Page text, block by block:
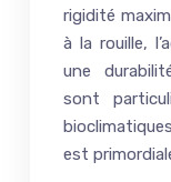
rigidité
à la rouille,
une
sont
est